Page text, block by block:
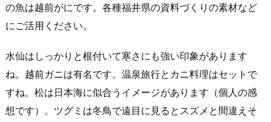
の魚は越前がにです。各種福井県の資料づくりの素材など
にご活用ください。
水仙はしっかりと根付いて寒さにも強い印象があります
ね。越前ガニは有名です。温泉旅行とカニ料理はセットで
すね。松は日本海に似合うイメージがあります（個人の感
想です）。ツグミは冬鳥で遠目に見るとスズメと間違えそ